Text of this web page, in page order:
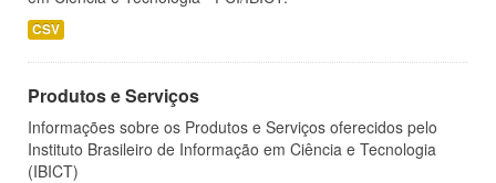
CSV
Produtos e Serviços
Informações sobre os Produtos e Serviços oferecidos pelo
Instituto Brasileiro de Informação em Ciência e Tecnologia
(IBICT)